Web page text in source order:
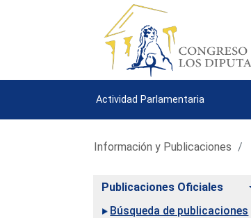
Actividad Parlamentaria
Información y Publicaciones
Publicaciones Oficiales
Búsqueda de publicaciones